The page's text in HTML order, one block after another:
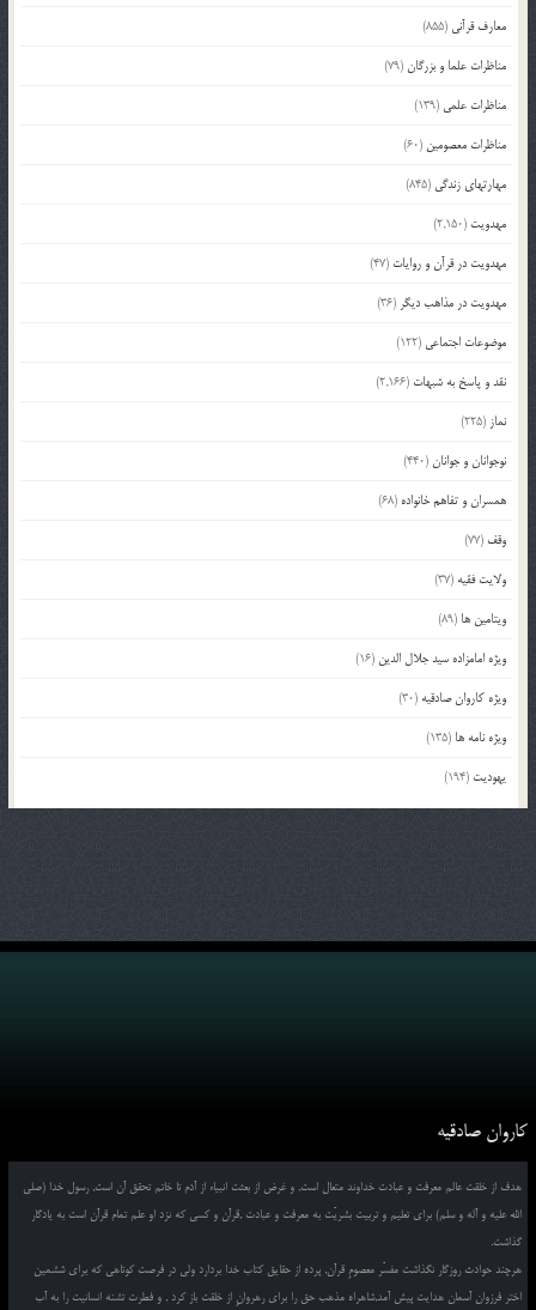
معارف قرآنی (855)
مناظرات علما و بزرگان(79)
مناظرات علمی (139)
مناظرات معصومین (60)
مهارتهای زندگی (845)
مهدویت (2,150)
مهدویت در قرآن و روایات (47)
مهدویت در مذاهب دیگر (36)
موضوعات اجتماعی (122)
نقد و پاسخ به شبهات (2,166)
نماز (225)
نوجوانان و جوانان(440)
همسران و تفاهم خانواده (68)
وقف (77)
ولایت فقیه (37)
ویتامین ها (89)
ویژه امامزاده سید جلال الدین (16)
ویژه کاروان صادقیه (30)
ویژه نامه ها (135)
یهودیت (194)
کاروان صادقیه
هدف از خلقت عالم معرفت و عبادت خداوند متعال است, و غرض از بعثت انبیاء از آدم تا خاتم تحقق آن است, رسول خدا (صلی
الله علیه و آله و سلم) برای تعلیم و تربیت بشریّت به معرفت و عبادت ,قرآن و کسی که نزد او علم تمام قرآن است به یادگار
گذاشت.
هرچند حوادث روزگار نگذاشت مفسّر معصومِ قرآن, پرده از حقایق کتاب خدا بردارد ولی در فرصت کوتاهی که برای ششمین
اختر فرزوان آسمان هدایت پیش آمد,شاهراه مذهب حق را برای رهروانِ از خلقت باز کرد , و فطرت تشنه انسانیت را به آب